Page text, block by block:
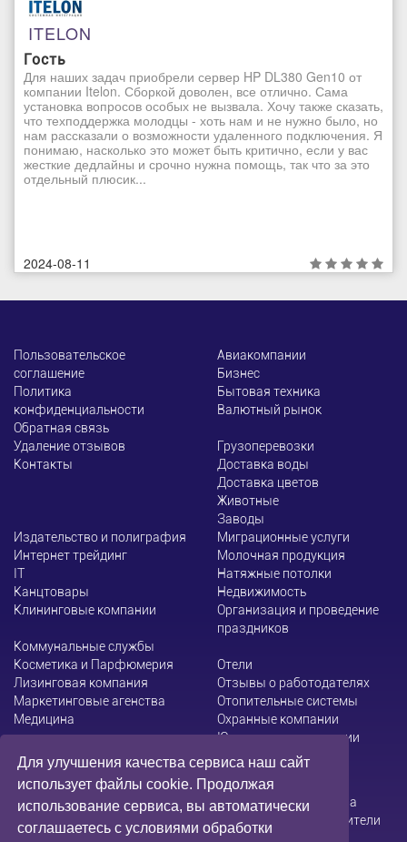
Для улучшения качества сервиса наш сайт
использует файлы cookie. Продолжая
использование сервиса, вы автоматически
соглашаетесь с условиями обработки
ITELON
Гость
Для наших задач приобрели сервер HP DL380 Gen10 от
компании Itelon. Сборкой доволен, все отлично. Сама
установка вопросов особых не вызвала. Хочу также сказать,
что техподдержка молодцы - хоть нам и не нужно было, но
нам рассказали о возможности удаленного подключения. Я
понимаю, насколько это может быть критично, если у вас
жесткие дедлайны и срочно нужна помощь, так что за это
отдельный плюсик...
2024-08-11
Пользовательское
соглашение
Политика
конфиденциальности
Обратная связь
Удаление отзывов
Контакты
Авиакомпании
Бизнес
Бытовая техника
Валютный рынок
Грузоперевозки
Доставка воды
Доставка цветов
Животные
Заводы
Издательство и полиграфия
Интернет трейдинг
ІТ
Канцтовары
Клининговые компании
Коммунальные службы
Косметика и Парфюмерия
Лизинговая компания
Маркетинговые агенства
Медицина
Миграционные услуги
Молочная продукция
Натяжные потолки
Недвижимость
Организация и проведение
праздников
Отели
Отзывы о работодателях
Отопительные системы
Охранные компании
Юридические компании
Администрация сайта не несет ответственности за
содержание информации, которую размещают посетители